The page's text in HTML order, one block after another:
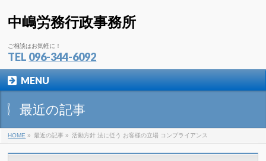
中嶋労務行政事務所
ご相談はお気軽に！
TEL 096-344-6092
MENU
最近の記事
HOME » 最近の記事 » 活動方針 法に従う お客様の立場 コンプライアンス